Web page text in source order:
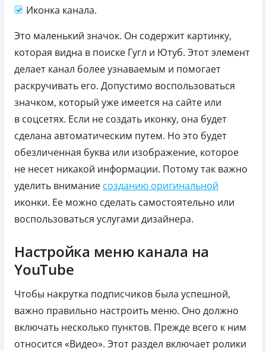
Иконка канала.
Это маленький значок. Он содержит картинку,
которая видна в поиске Гугл и Ютуб. Этот элемент
делает канал более узнаваемым и помогает
раскручивать его. Допустимо воспользоваться
значком, который уже имеется на сайте или
в соцсетях. Если не создать иконку, она будет
сделана автоматическим путем. Но это будет
обезличенная буква или изображение, которое
не несет никакой информации. Потому так важно
уделить внимание созданию оригинальной
иконки. Ее можно сделать самостоятельно или
воспользоваться услугами дизайнера.
Настройка меню канала на
YouTube
Чтобы накрутка подписчиков была успешной,
важно правильно настроить меню. Оно должно
включать несколько пунктов. Прежде всего к ним
относится «Видео». Этот раздел включает ролики